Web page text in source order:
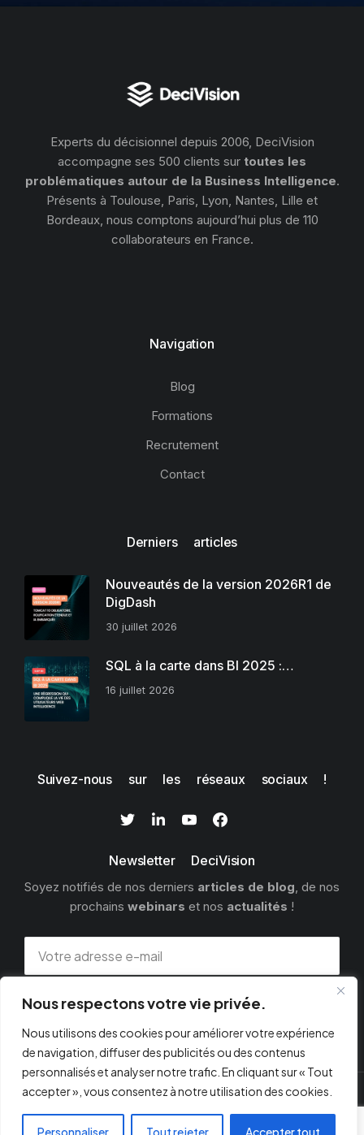
Nous respectons votre vie privée.
Nous utilisons des cookies pour améliorer votre expérience
de navigation, diffuser des publicités ou des contenus
personnalisés et analyser notre trafic. En cliquant sur « Tout
accepter », vous consentez à notre utilisation des cookies.
Personnaliser Tout rejeter Accepter tout
Experts du décisionnel depuis 2006, DeciVision
accompagne ses 500 clients sur toutes les
problématiques autour de la Business Intelligence.
Présents à Toulouse, Paris, Lyon, Nantes, Lille et
Bordeaux, nous comptons aujourd’hui plus de 110
collaborateurs en France.
Navigation
Blog
Formations
Recrutement
Contact
Derniers articles
Nouveautés de la version 2026R1 de
DigDash
30 juillet 2026
SQL à la carte dans BI 2025 :…
16 juillet 2026
Suivez-nous sur les réseaux sociaux !
Newsletter DeciVision
Soyez notifiés de nos derniers articles de blog, de nos
prochains webinars et nos actualités !
S'INSCRIRE